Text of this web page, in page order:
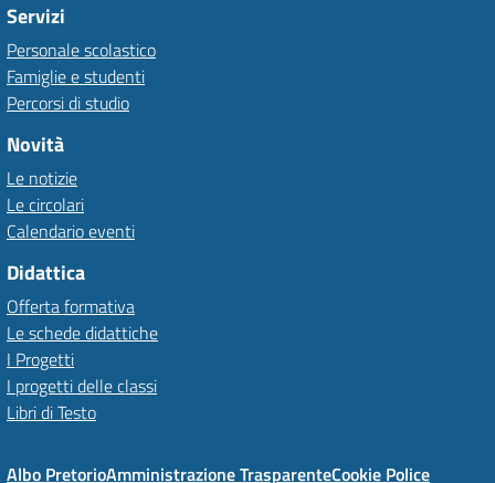
Servizi
Personale scolastico
Famiglie e studenti
Percorsi di studio
Novità
Le notizie
Le circolari
Calendario eventi
Didattica
Offerta formativa
Le schede didattiche
I Progetti
I progetti delle classi
Libri di Testo
Albo PretorioAmministrazione TrasparenteCookie Police